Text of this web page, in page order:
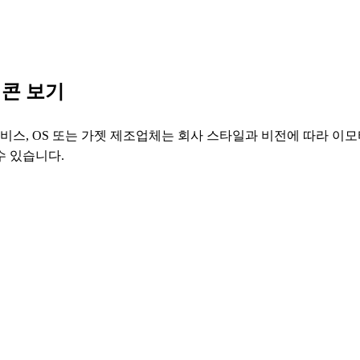
보기
스, OS 또는 가젯 제조업체는 회사 스타일과 비전에 따라 이
있습니다.